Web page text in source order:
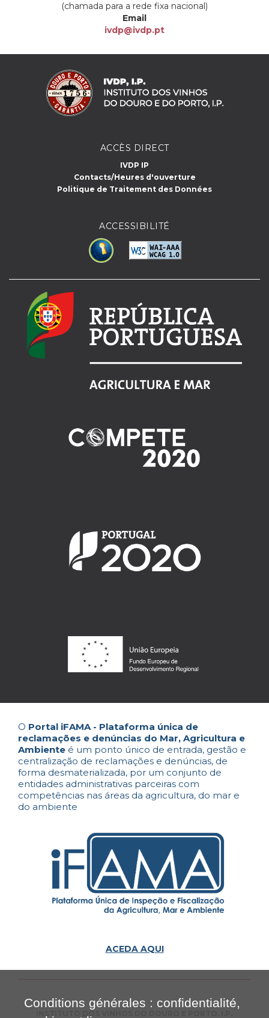
(chamada para a rede fixa nacional)
Email
ivdp@ivdp.pt
ACCÈS DIRECT
IVDP IP
Contacts/Heures d'ouverture
Politique de Traitement des Données
ACCESSIBILITÉ
O Portal iFAMA - Plataforma única de
reclamações e denúncias do Mar, Agricultura e
Ambiente é um ponto único de entrada, gestão e
centralização de reclamações e denúncias, de
forma desmaterializada, por um conjunto de
entidades administrativas parceiras com
competências nas áreas da agricultura, do mar e
do ambiente
ACEDA AQUI
Conditions générales : confidentialité,